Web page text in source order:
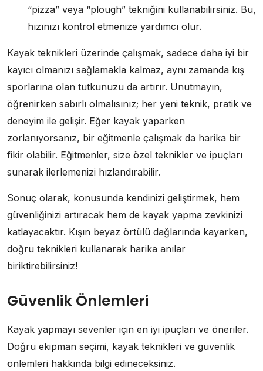
“pizza” veya “plough” tekniğini kullanabilirsiniz. Bu,
hızınızı kontrol etmenize yardımcı olur.
Kayak teknikleri üzerinde çalışmak, sadece daha iyi bir
kayıcı olmanızı sağlamakla kalmaz, aynı zamanda kış
sporlarına olan tutkunuzu da artırır. Unutmayın,
öğrenirken sabırlı olmalısınız; her yeni teknik, pratik ve
deneyim ile gelişir. Eğer kayak yaparken
zorlanıyorsanız, bir eğitmenle çalışmak da harika bir
fikir olabilir. Eğitmenler, size özel teknikler ve ipuçları
sunarak ilerlemenizi hızlandırabilir.
Sonuç olarak, konusunda kendinizi geliştirmek, hem
güvenliğinizi artıracak hem de kayak yapma zevkinizi
katlayacaktır. Kışın beyaz örtülü dağlarında kayarken,
doğru teknikleri kullanarak harika anılar
biriktirebilirsiniz!
Güvenlik Önlemleri
Kayak yapmayı sevenler için en iyi ipuçları ve öneriler.
Doğru ekipman seçimi, kayak teknikleri ve güvenlik
önlemleri hakkında bilgi edineceksiniz.